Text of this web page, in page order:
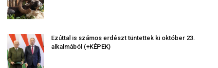
Ezúttal is számos erdészt tüntettek ki október 23.
alkalmából (+KÉPEK)